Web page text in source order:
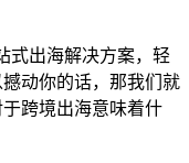
式出海解决方案，轻
动你的话，那我们就
跨境出海意味着什